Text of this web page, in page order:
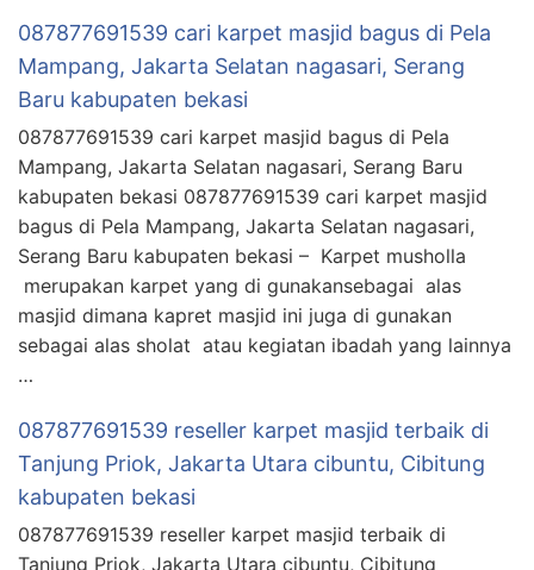
087877691539 cari karpet masjid bagus di Pela
Mampang, Jakarta Selatan nagasari, Serang
Baru kabupaten bekasi
087877691539 cari karpet masjid bagus di Pela
Mampang, Jakarta Selatan nagasari, Serang Baru
kabupaten bekasi 087877691539 cari karpet masjid
bagus di Pela Mampang, Jakarta Selatan nagasari,
Serang Baru kabupaten bekasi – Karpet musholla
merupakan karpet yang di gunakansebagai alas
masjid dimana kapret masjid ini juga di gunakan
sebagai alas sholat atau kegiatan ibadah yang lainnya
…
087877691539 reseller karpet masjid terbaik di
Tanjung Priok, Jakarta Utara cibuntu, Cibitung
kabupaten bekasi
087877691539 reseller karpet masjid terbaik di
Tanjung Priok, Jakarta Utara cibuntu, Cibitung